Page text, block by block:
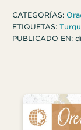
CATEGORÍAS:
ETIQUETAS:
PUBLICADO EN: